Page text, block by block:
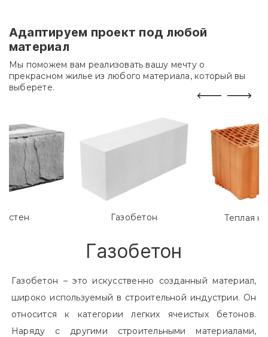
Адаптируем проект под любой
материал
Мы поможем вам реализовать вашу мечту о
прекрасном жилье из любого материала, который вы
выберете.
Газобетон Теплая
Газобетон
Газобетон – это искусственно созданный материал,
широко используемый в строительной индустрии. Он
относится к категории легких ячеистых бетонов.
Наряду с другими строительными материалами,